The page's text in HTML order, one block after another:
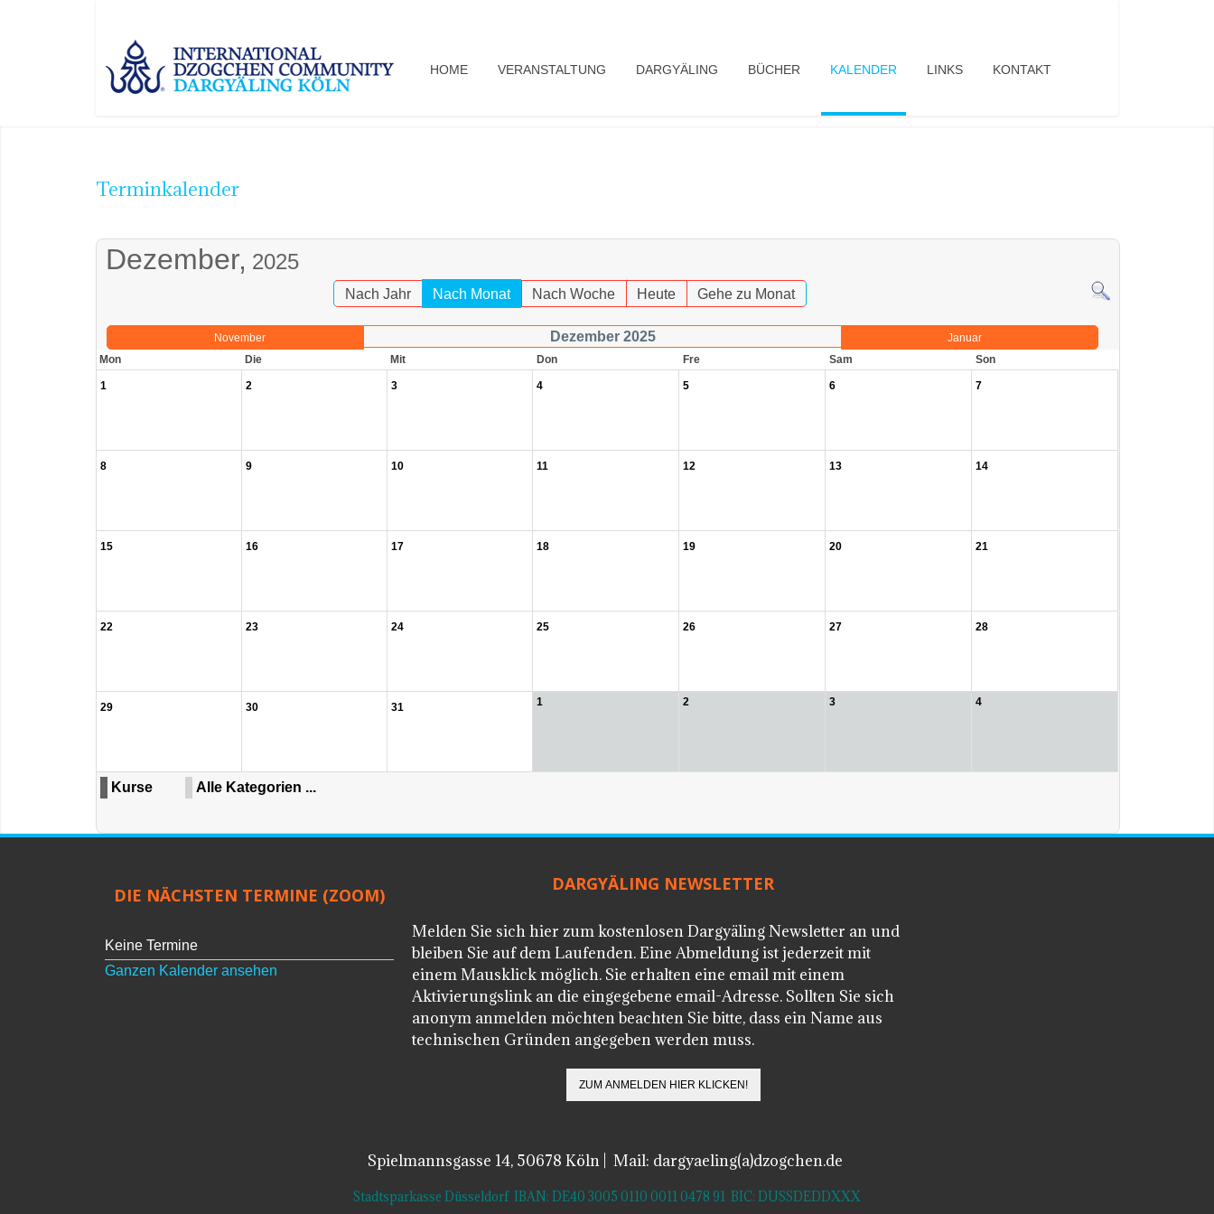
HOME VERANSTALTUNG DARGYÄLING BÜCHER KALENDER LINKS KONTAKT
Terminkalender
Dezember, 2025
Nach Jahr Nach Monat Nach Woche Heute Gehe zu Monat
November Dezember 2025
Januar
Mon
Die Mit Don Fre Sam Son
1 2 3 4 5 6 7
8 9 10 11 12 13 14
15 16 17 18 19 20 21
22 23 24 25 26 27 28
29 30 31 1 2 3 4
Kurse Alle Kategorien ...
DIE NÄCHSTEN TERMINE (ZOOM)
Keine Termine
Ganzen Kalender ansehen
DARGYÄLING NEWSLETTER
Melden Sie sich hier zum kostenlosen Dargyäling Newsletter an und
bleiben Sie auf dem Laufenden. Eine Abmeldung ist jederzeit mit
einem Mausklick möglich. Sie erhalten eine email mit einem
Aktivierungslink an die eingegebene email-Adresse. Sollten Sie sich
anonym anmelden möchten beachten Sie bitte, dass ein Name aus
technischen Gründen angegeben werden muss.
Spielmannsgasse 14, 50678 Köln | Mail: dargyaeling(a)dzogchen.de
Stadtsparkasse Düsseldorf IBAN: DE40 3005 0110 0011 0478 91 BIC: DUSSDEDDXXX